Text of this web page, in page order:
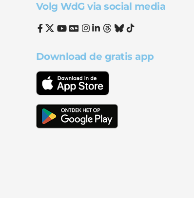
Volg WdG via social media
Download de gratis app